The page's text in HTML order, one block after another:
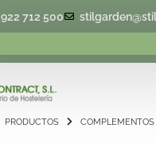
922 712 500
PRODUCTOS COMPLEMENTOS